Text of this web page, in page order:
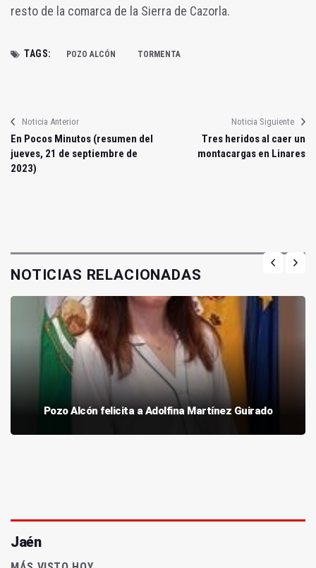
resto de la comarca de la Sierra de Cazorla.
TAGS: POZO ALCÓN TORMENTA
Noticia Anterior
En Pocos Minutos (resumen del
jueves, 21 de septiembre de
2023)
Noticia Siguiente
Tres heridos al caer un
montacargas en Linares
NOTICIAS RELACIONADAS
Pozo Alcón felicita a Adolfina Martínez Guirado
Jaén